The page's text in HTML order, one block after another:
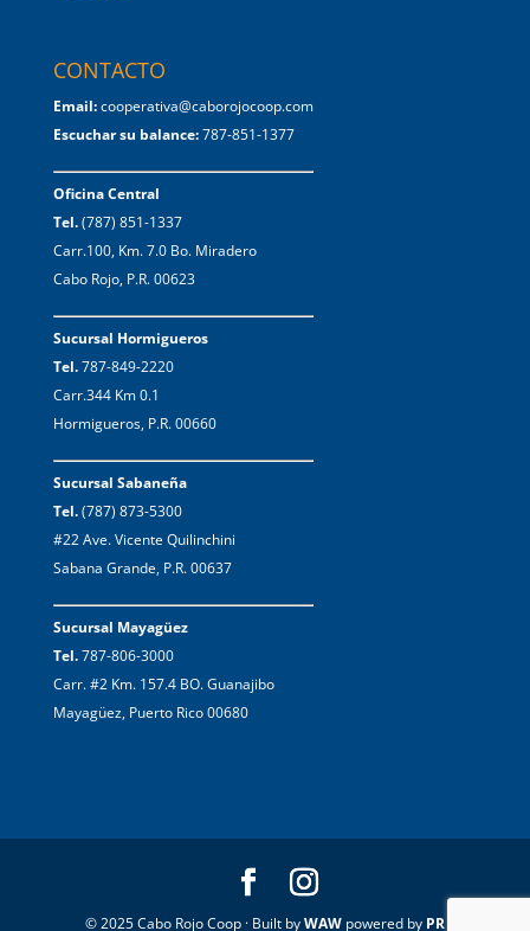
CONTACTO
Email:cooperativa@caborojocoop.com
Escuchar su balance:787-851-1377
Oficina Central
Tel.(787) 851-1337
Carr.100, Km. 7.0 Bo. Miradero
Cabo Rojo, P.R. 00623
Sucursal Hormigueros
Tel.787-849-2220
Carr.344 Km 0.1
Hormigueros, P.R. 00660
Sucursal Sabaneña
Tel.(787) 873-5300
#22 Ave. Vicente Quilinchini
Sabana Grande, P.R. 00637
Sucursal Mayagüez
Tel.787-806-3000
Carr. #2 Km. 157.4 BO. Guanajibo
Mayagüez, Puerto Rico 00680
© 2025 Cabo Rojo Coop · Built byWAWpowered by PR